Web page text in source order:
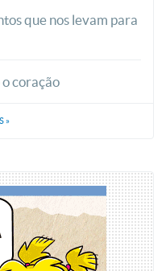
que nos levam para
coração
»